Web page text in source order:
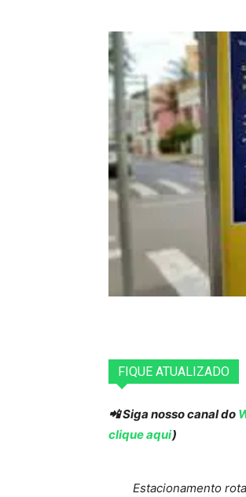
FIQUE ATUALIZADO
📲 Siga nosso canal do
clique aqui)
Estacionamento